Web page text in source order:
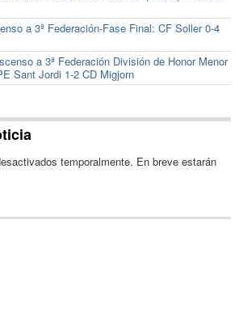
a 3ª Federación-Fase Final: CF Soller 0-4
a 3ª Federación División de Honor Menor
Sant Jordi 1-2 CD Migjorn
temporalmente. En breve estarán